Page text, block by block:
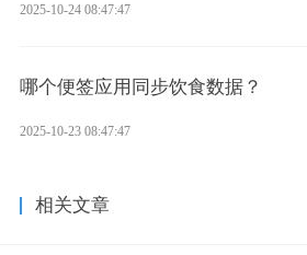
2025-10-24 08:47:47
哪个便签应用同步饮食数据？
2025-10-23 08:47:47
相关文章